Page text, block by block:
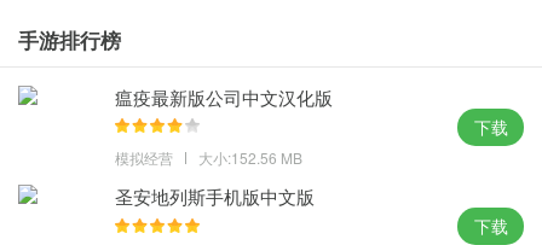
游戏中心公布排行榜和成绩，拥有超过1亿7千万的下载。
新颖玩法：
1、每周挑战带来更多玩法和丰厚回报，游戏里精彩的世界杯限定足
球收集赛，老玩家能为此维系多久的热情，有了新坐骑逃亡的速度
直线飙升；
2、是款非常经典好玩的跑酷竖屏游戏，复活机制和游戏体验本身而
手游排行榜
瘟疫最新版公司中文汉化版
模拟经营 大小:152.56 MB
下载
圣安地列斯手机版中文版
下载